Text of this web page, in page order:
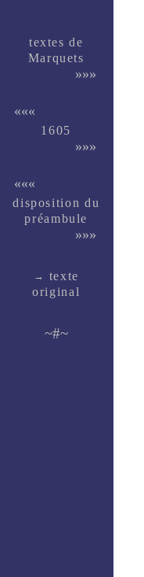
textes de
Marquets
»»»
«««
1605
»»»
«««
dispo­si­tion du
pré­am­bule
»»»
→ texte
ori­ginal
~#~